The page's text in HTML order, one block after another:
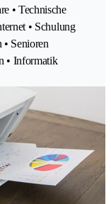
• Technische
• Schulung
Senioren
• Informatik